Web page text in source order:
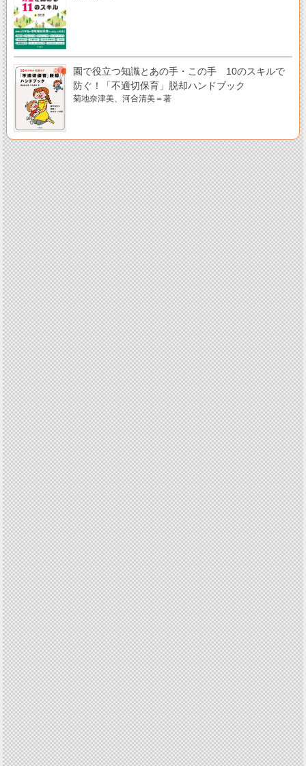
園で役立つ知識とあの手・この手 10のスキルで
防ぐ！「不適切保育」脱却ハンドブック
菊地奈津美、河合清美＝著